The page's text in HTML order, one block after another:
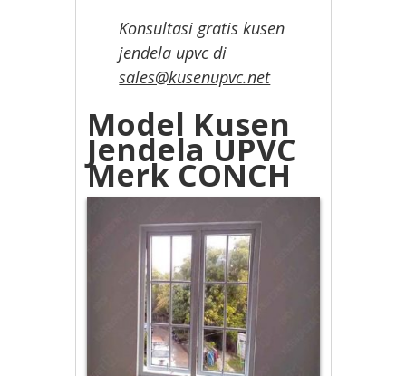
Konsultasi gratis kusen
jendela upvc di
sales@kusenupvc.net
Model Kusen
Jendela UPVC
Merk CONCH